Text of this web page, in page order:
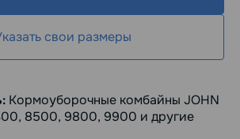
свои размеры
Кормоуборочные комбайны JOHN
8500, 9800, 9900 и другие